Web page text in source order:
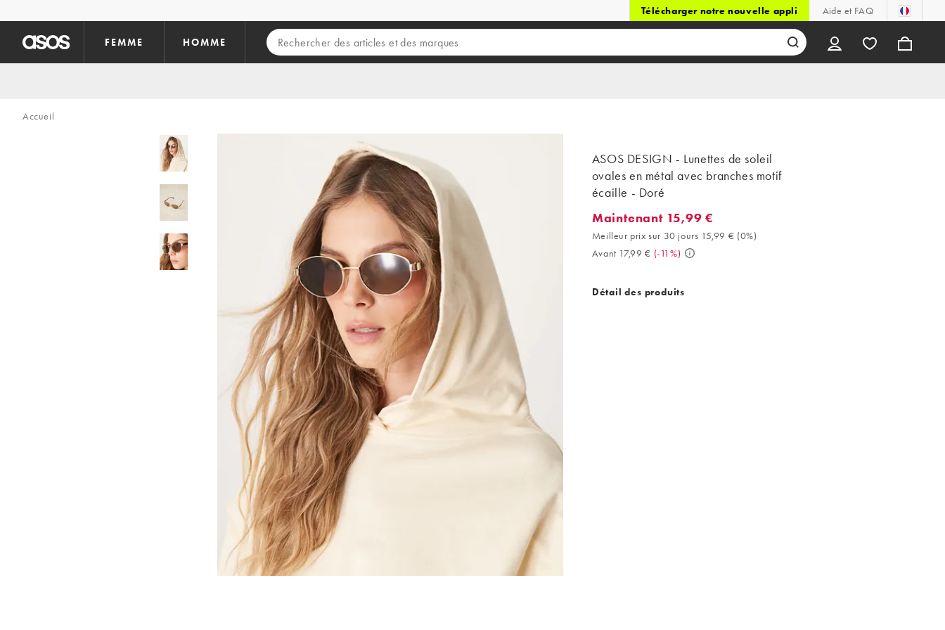
Télécharger notre nouvelle appli Aide et FAQ
FEMME HOMME
Accueil
ASOS DESIGN - Lunettes de soleil
ovales en métal avec branches motif
écaille - Doré
Maintenant 15,99 €. Meilleur prix sur 30 jours 15,99 € (0%). Avant 17,99
Maintenant 15,99 €
Meilleur prix sur 30 jours 15,99 € (0%)
Avant 17,99 € (-11%)
Détail des produits